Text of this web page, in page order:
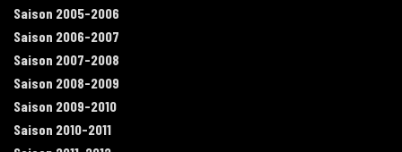
Saison 2005-2006
Saison 2006-2007
Saison 2007-2008
Saison 2008-2009
Saison 2009-2010
Saison 2010-2011